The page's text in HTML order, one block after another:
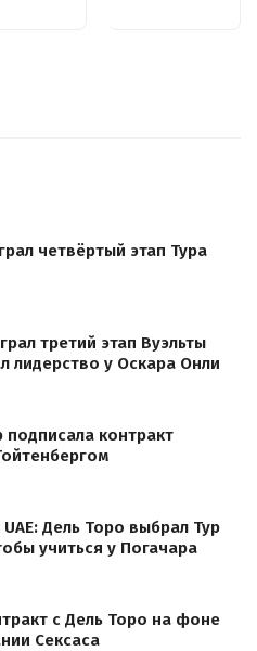
четвёртый этап Тура
третий этап Вуэльты
лидерство у Оскара Онли
контракт
Дель Торо выбрал Тур
учиться у Погачара
с Дель Торо на фоне
Сексаса